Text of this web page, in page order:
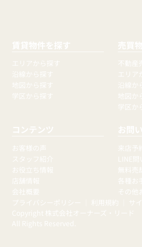
賃貸物件を探す
エリアから探す
沿線から探す
地図から探す
学区から探す
売買
不動産
エリア
沿線か
地図か
学区か
コンテンツ
お客様の声
スタッフ紹介
お役立ち情報
店舗情報
会社概要
お問
来店予
LINE
無料売
各種お
その他
プライバシーポリシー
利用規約
サ
Copyright 株式会社オーナーズ・リード
All Rights Reserved.